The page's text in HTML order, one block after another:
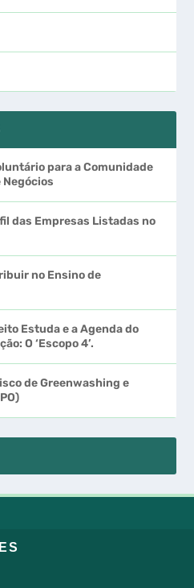
para a Comunidade
das Empresas Listadas no
no Ensino de
Estuda e a Agenda do
O ‘Escopo 4’.
de Greenwashing e